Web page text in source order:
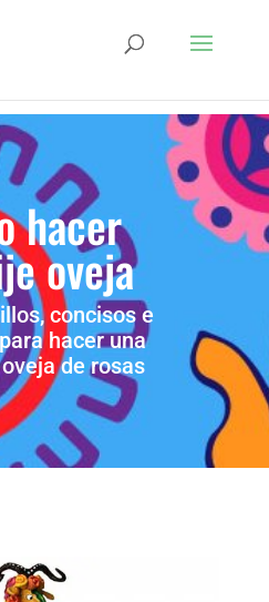
hacer
oveja
concisos e
hacer una
de rosas